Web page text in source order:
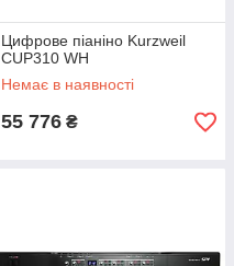
Цифрове піаніно Kurzweil
CUP310 WH
Немає в наявності
55 776 ₴